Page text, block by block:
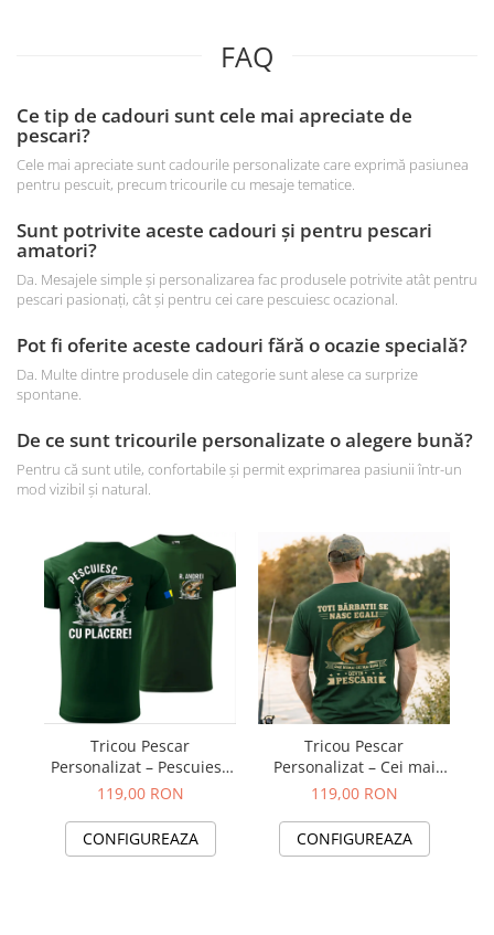
FAQ
Ce tip de cadouri sunt cele mai apreciate de
pescari?
Cele mai apreciate sunt cadourile personalizate care exprimă pasiunea
pentru pescuit, precum tricourile cu mesaje tematice.
Sunt potrivite aceste cadouri și pentru pescari
amatori?
Da. Mesajele simple și personalizarea fac produsele potrivite atât pentru
pescari pasionați, cât și pentru cei care pescuiesc ocazional.
Pot fi oferite aceste cadouri fără o ocazie specială?
Da. Multe dintre produsele din categorie sunt alese ca surprize
spontane.
De ce sunt tricourile personalizate o alegere bună?
Pentru că sunt utile, confortabile și permit exprimarea pasiunii într-un
mod vizibil și natural.
Tricou Pescar
Personalizat – Pescuiesc
cu Placere
119,00 RON
CONFIGUREAZA
Tricou Pescar
Personalizat – Cei mai
buni devin pescari
119,00 RON
CONFIGUREAZA